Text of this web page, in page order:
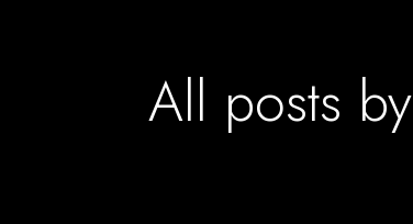
All posts by